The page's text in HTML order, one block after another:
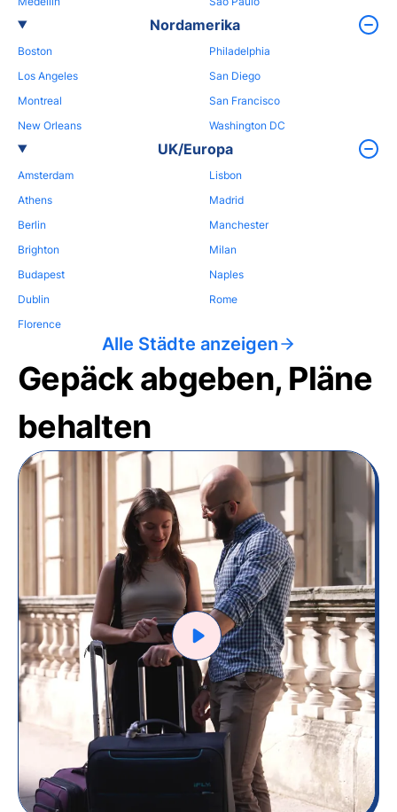
Nordamerika
Boston
Los Angeles
Montreal
New Orleans
Philadelphia
San Diego
San Francisco
Washington DC
UK/Europa
Amsterdam
Athens
Berlin
Brighton
Budapest
Dublin
Florence
Lisbon
Madrid
Manchester
Milan
Naples
Rome
Alle Städte anzeigen
Gepäck abgeben, Pläne
behalten